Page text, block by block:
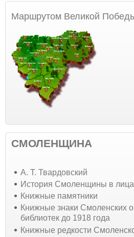
Маршрутом Великой
СМОЛЕНЩИНА
А. Т. Твардовский
История Смоленщины в
Книжные памятники
Книжные знаки Смоленских
библиотек до 1918 года
Книжные редкости